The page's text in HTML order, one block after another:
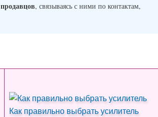
продавцов, связываясь с ними по контактам,
Как правильно выбрать усилитель